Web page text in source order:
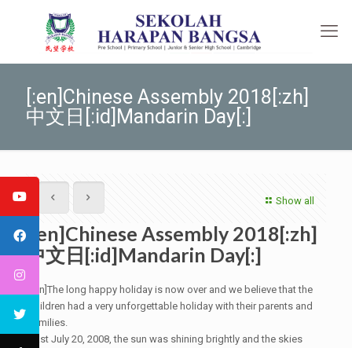
[:en]Chinese Assembly 2018[:zh]
中文日[:id]Mandarin Day[:]
Show all
[:en]Chinese Assembly 2018[:zh]
中文日[:id]Mandarin Day[:]
[:en]The long happy holiday is now over and we believe that the
children had a very unforgettable holiday with their parents and
families.
Last July 20, 2008, the sun was shining brightly and the skies